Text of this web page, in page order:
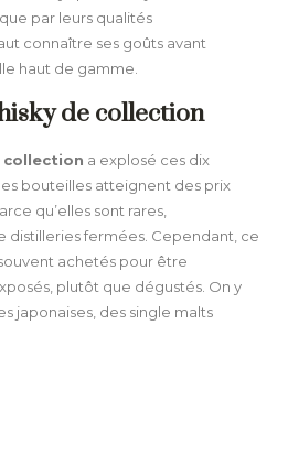
par leurs qualités
connaître ses goûts avant
haut de gamme.
de collection
collection a explosé ces dix
bouteilles atteignent des prix
qu’elles sont rares,
distilleries fermées. Cependant, ce
achetés pour être
plutôt que dégustés. On y
japonaises, des single malts